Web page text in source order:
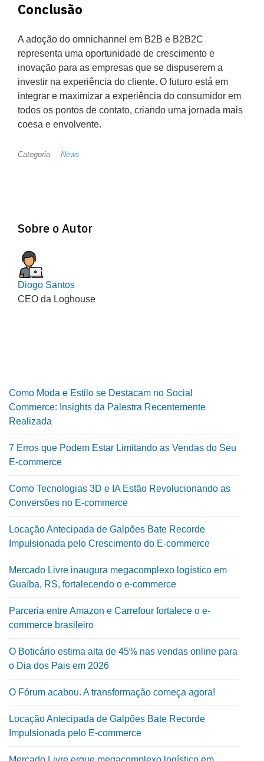
Conclusão
A adoção do omnichannel em B2B e B2B2C
representa uma oportunidade de crescimento e
inovação para as empresas que se dispuserem a
investir na experiência do cliente. O futuro está em
integrar e maximizar a experiência do consumidor em
todos os pontos de contato, criando uma jornada mais
coesa e envolvente.
Categoria News
Sobre o Autor
Diogo Santos
CEO da Loghouse
Como Moda e Estilo se Destacam no Social
Commerce: Insights da Palestra Recentemente
Realizada
7 Erros que Podem Estar Limitando as Vendas do Seu
E-commerce
Como Tecnologias 3D e IA Estão Revolucionando as
Conversões no E-commerce
Locação Antecipada de Galpões Bate Recorde
Impulsionada pelo Crescimento do E-commerce
Mercado Livre inaugura megacomplexo logístico em
Guaíba, RS, fortalecendo o e-commerce
Parceria entre Amazon e Carrefour fortalece o e-
commerce brasileiro
O Boticário estima alta de 45% nas vendas online para
o Dia dos Pais em 2026
O Fórum acabou. A transformação começa agora!
Locação Antecipada de Galpões Bate Recorde
Impulsionada pelo E-commerce